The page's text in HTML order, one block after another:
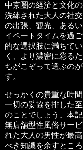
中京圏の経済と文化
洗練された大人の社
の出張、観光、ある
イベートタイムを過
的な選択肢に満ちて
く、より濃密に彩る
ちがこぞって選ぶの
す。
せっかくの貴重な時
一切の妥協を排した
のことでしょう。本
無店舗型性風俗サー
れた大人の男性が最
べき知識を余すとこ